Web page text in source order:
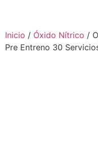
Inicio / Óxido Nítrico /
Pre Entreno 30